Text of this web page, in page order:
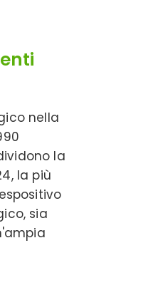
nella
la
la più
sia